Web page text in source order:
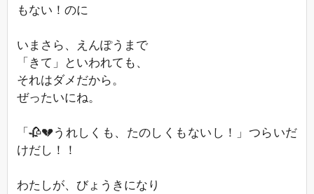
もない！のに
いまさら、えんぽうまで
「きて」といわれても、
それはダメだから。
ぜったいにね。
「🥀💔うれしくも、たのしくもないし！」つらいだ
けだし！！
わたしが、びょうきになり